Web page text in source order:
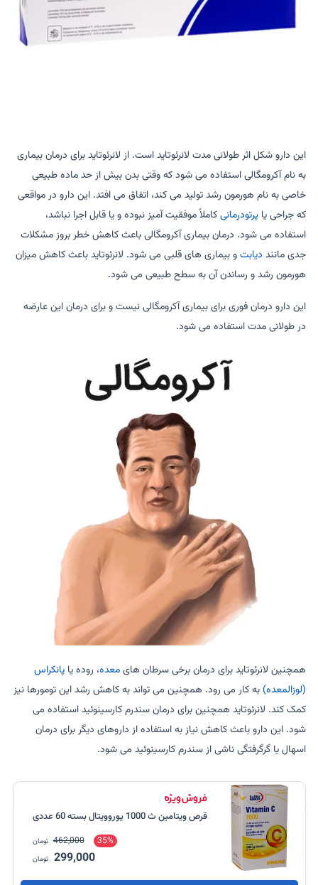
این دارو شکل اثر طولانی مدت لانرئوتاید است. از لانرئوتاید برای درمان بیماری
به نام آکرومگالی استفاده می شود که وقتی بدن بیش از حد ماده طبیعی
خاصی به نام هورمون رشد تولید می کند، اتفاق می افتد. این دارو در مواقعی
که جراحی یاپرتودرمانیکاملاً موفقیت آمیز نبوده و یا قابل اجرا نباشد،
استفاده می شود. درمان بیماری آکرومگالی باعث کاهش خطر بروز مشکلات
جدی مانند دیابتو بیماری های قلبی می شود. لانرئوتاید باعث کاهش میزان
هورمون رشد و رساندن آن به سطح طبیعی می شود.
این دارو درمان فوری برای بیماری آکرومگالی نیست و برای درمان این عارضه
در طولانی مدت استفاده می شود.
همچنین لانرئوتاید برای درمان برخی سرطان هایمعده، روده یاپانکراس
(لوزالمعده) به کار می رود. همچنین می تواند به کاهش رشد این تومورها نیز
کمک کند. لانرئوتاید همچنین برای درمان سندرم کارسینوئید استفاده می
شود. این دارو باعث کاهش نیاز به استفاده از داروهای دیگر برای درمان
اسهال یا گرگرفتگی ناشی از سندرم کارسینوئید می شود.
قرص ویتامین ث 1000 یوروویتال بسته 60 عددی
35%
462,000 تومان
299,000 تومان